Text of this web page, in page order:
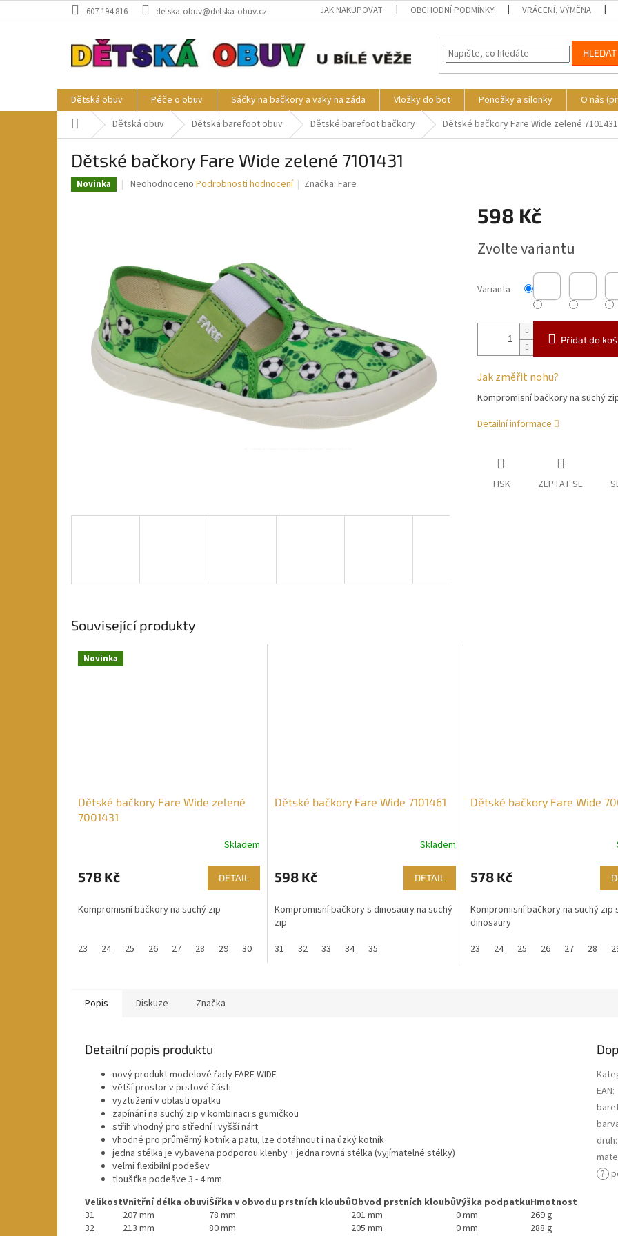
na
607 194 816 detska-obuv@detska-obuv.cz JAK NAKUPOVAT OBCHODNÍ PODMÍNKY VRÁCENÍ, VÝMĚNA
HLEDAT
Dětská obuv Péče o obuv Sáčky na bačkory a vaky na záda Vložky do bot Ponožky a silonky O nás
Domů Dětská obuv Dětská barefoot obuv Dětské barefoot bačkory Dětské bačkory Fare Wide zelené 7101431
Dětské bačkory Fare Wide zelené 7101431
Novinka
Průměrné
hvězdiček.
Neohodnoceno Podrobnosti hodnocení Značka:Fare
598 Kč
cena:
Zvolte variantu
Varianta
Přidat do
Jak změřit nohu?
Kompromisní bačkory na suchý
Detailní informace
TISK ZEPTAT SE
Související produkty
Novinka
Dětské bačkory Fare Wide zelené
7001431
produktu
je
z
Skladem
578 Kč DETAIL
Kompromisní bačkory na suchý zip
23 24 25 26 27 28 29 30
Dětské bačkory Fare Wide 7101461
Skladem
598 Kč DETAIL
Kompromisní bačkory s dinosaury na suchý
zip
31
32 33 34 35
Dětské bačkory Fare Wide
578 Kč
Kompromisní bačkory na suchý zip
dinosaury
23
24 25 26 27 28
Popis Diskuze Značka
Detailní popis produktu
nový produkt modelové řady FARE WIDE
větší prostor v prstové části
vyztužení v oblasti opatku
zapínání na suchý zip v kombinaci s gumičkou
střih vhodný pro střední i vyšší nárt
vhodné pro průměrný kotník a patu, lze dotáhnout i na úzký kotník
jedna stélka je vybavena podporou klenby + jedna rovná stélka (vyjímatelné stélky)
velmi flexibilní podešev
tloušťka podešve 3 - 4 mm
VelikostVnitřní délka obuviŠířka v obvodu prstních kloubůObvod prstních kloubůVýška podpatkuHmotnost
31
207 mm 78 mm 201 mm 0 mm
269 g
32
213 mm 80 mm 205 mm 0 mm
288 g
EAN:
druh:
?